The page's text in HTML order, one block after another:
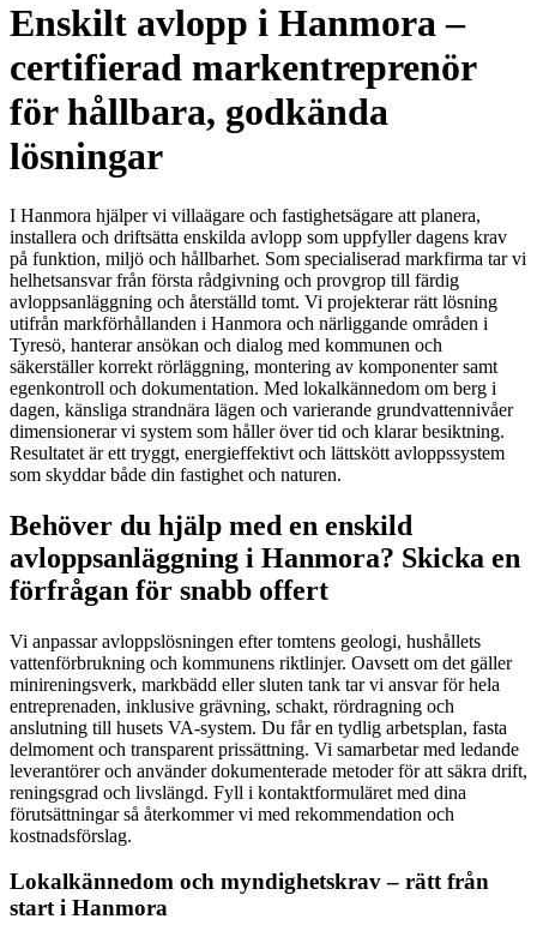
Enskilt avlopp i Hanmora –
certifierad markentreprenör
för hållbara, godkända
lösningar
I Hanmora hjälper vi villaägare och fastighetsägare att planera,
installera och driftsätta enskilda avlopp som uppfyller dagens krav
på funktion, miljö och hållbarhet. Som specialiserad markfirma tar vi
helhetsansvar från första rådgivning och provgrop till färdig
avloppsanläggning och återställd tomt. Vi projekterar rätt lösning
utifrån markförhållanden i Hanmora och närliggande områden i
Tyresö, hanterar ansökan och dialog med kommunen och
säkerställer korrekt rörläggning, montering av komponenter samt
egenkontroll och dokumentation. Med lokalkännedom om berg i
dagen, känsliga strandnära lägen och varierande grundvattennivåer
dimensionerar vi system som håller över tid och klarar besiktning.
Resultatet är ett tryggt, energieffektivt och lättskött avloppssystem
som skyddar både din fastighet och naturen.
Behöver du hjälp med en enskild
avloppsanläggning i Hanmora? Skicka en
förfrågan för snabb offert
Vi anpassar avloppslösningen efter tomtens geologi, hushållets
vattenförbrukning och kommunens riktlinjer. Oavsett om det gäller
minireningsverk, markbädd eller sluten tank tar vi ansvar för hela
entreprenaden, inklusive grävning, schakt, rördragning och
anslutning till husets VA-system. Du får en tydlig arbetsplan, fasta
delmoment och transparent prissättning. Vi samarbetar med ledande
leverantörer och använder dokumenterade metoder för att säkra drift,
reningsgrad och livslängd. Fyll i kontaktformuläret med dina
förutsättningar så återkommer vi med rekommendation och
kostnadsförslag.
Lokalkännedom och myndighetskrav – rätt från
start i Hanmora